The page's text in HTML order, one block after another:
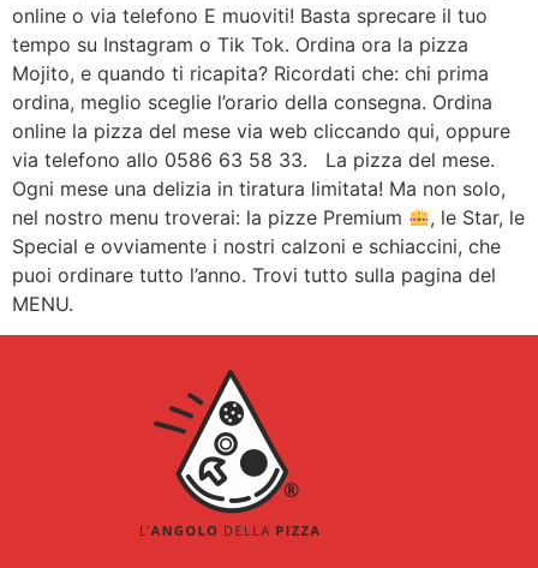
online o via telefono E muoviti! Basta sprecare il tuo
tempo su Instagram o Tik Tok. Ordina ora la pizza
Mojito, e quando ti ricapita? Ricordati che: chi prima
ordina, meglio sceglie l’orario della consegna. Ordina
online la pizza del mese via web cliccando qui, oppure
via telefono allo 0586 63 58 33. La pizza del mese.
Ogni mese una delizia in tiratura limitata! Ma non solo,
nel nostro menu troverai: la pizze Premium
, le Star, le
Special e ovviamente i nostri calzoni e schiaccini, che
puoi ordinare tutto l’anno. Trovi tutto sulla pagina del
MENU.